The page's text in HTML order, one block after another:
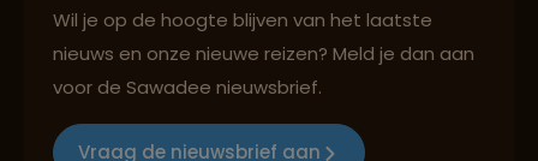
Groepsreizen mét indivuele vrijheid
Wil je op de hoogte blijven van het laatste
nieuws en onze nieuwe reizen? Meld je dan aan
voor de Sawadee nieuwsbrief.
Vraag de nieuwsbrief aan